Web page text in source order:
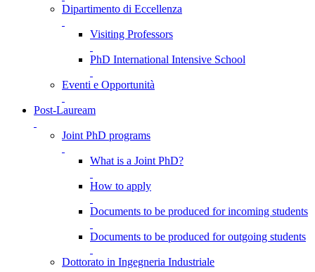
Dipartimento di Eccellenza
Visiting Professors
PhD International Intensive School
Eventi e Opportunità
Post-Lauream
Joint PhD programs
What is a Joint PhD?
How to apply
Documents to be produced for incoming students
Documents to be produced for outgoing students
Dottorato in Ingegneria Industriale